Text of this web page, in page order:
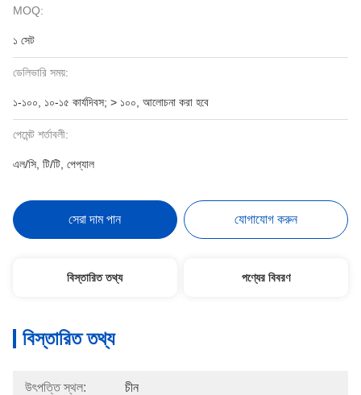
MOQ:
১ সেট
ডেলিভারি সময়:
১-১০০, ১০-১৫ কার্যদিবস; > ১০০, আলোচনা করা হবে
পেমেন্ট শর্তাবলী:
এল/সি, টি/টি, পেপ্যাল
সেরা দাম পান যোগাযোগ করুন
বিস্তারিত তথ্য পণ্যের বিবরণ
বিস্তারিত তথ্য
উৎপত্তি স্থল: চীন